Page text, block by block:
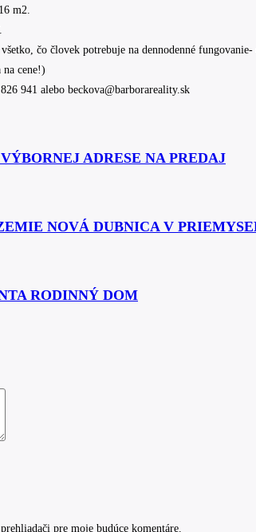
m2.
čo človek potrebuje na dennodenné fungovanie-
cene!)
941 alebo beckova@barborareality.sk
ADRESE NA PREDAJ
NOVÁ DUBNICA V
RODINNÝ DOM
pre moje budúce komentáre.